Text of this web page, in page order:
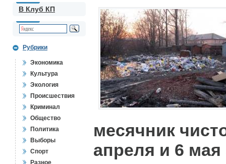
В Клуб КП
Рубрики
Экономика
Культура
Экология
Происшествия
Криминал
Общество
Политика
Выборы
Спорт
Разное
месячник
апреля и 6